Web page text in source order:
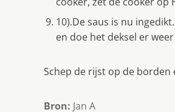
10).De saus is nu
en doe het deksel er
Schep de rijst op de borden
Bron: Jan A